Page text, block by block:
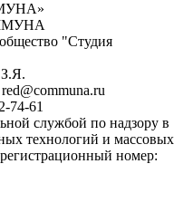
»
"Студия
З.Я.
74-61
службой по надзору в
технологий и массовых
номер: